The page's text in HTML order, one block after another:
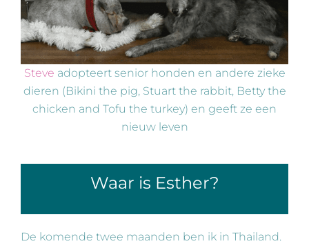
Steve adopteert senior honden en andere zieke
dieren (Bikini the pig, Stuart the rabbit, Betty the
chicken and Tofu the turkey) en geeft ze een
nieuw leven
Waar is Esther?
De komende twee maanden ben ik in Thailand.